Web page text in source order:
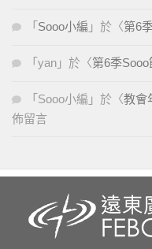
「 Sooo小編 」於〈第6
「 yan 」於〈第6季
「 Sooo小編 」於〈教會
佈留言